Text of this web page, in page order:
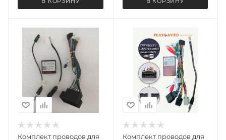
Комплект проводов для
Комплект проводов для